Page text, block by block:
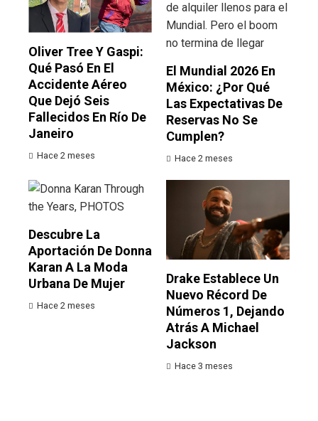
Oliver Tree Y Gaspi:
Qué Pasó En El
Accidente Aéreo
Que Dejó Seis
Fallecidos En Río De
Janeiro
Hace 2 meses
El Mundial 2026 En
México: ¿por Qué
Las Expectativas De
Reservas No Se
Cumplen?
Hace 2 meses
Descubre La
Aportación De Donna
Karan A La Moda
Urbana De Mujer
Hace 2 meses
Drake Establece Un
Nuevo Récord De
Números 1, Dejando
Atrás A Michael
Jackson
Hace 3 meses